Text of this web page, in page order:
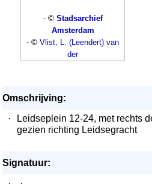
- © Stadsarchief
Amsterdam
- © Vlist, L. (Leendert) van
der
Omschrijving:
·
Leidseplein 12-24, met rechts
gezien richting Leidsegracht
Signatuur:
·
·